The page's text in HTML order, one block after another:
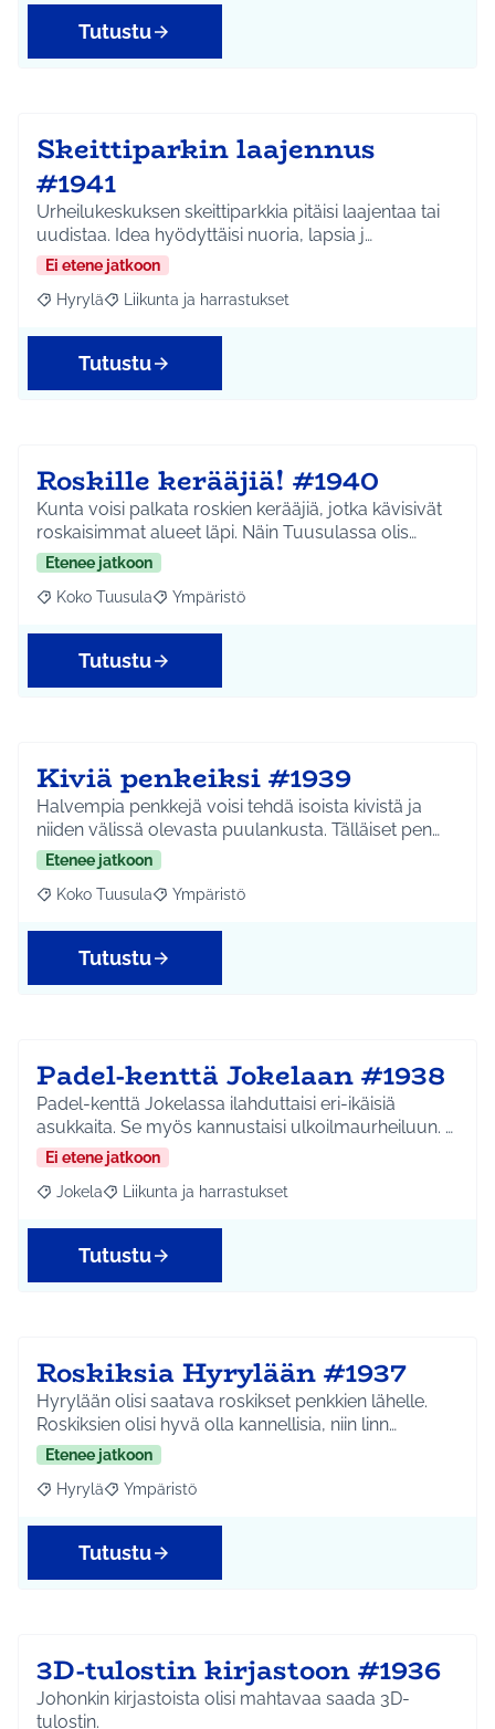
Tutustu
Skeittiparkin laajennus
#1941
Urheilukeskuksen skeittiparkkia pitäisi laajentaa tai
uudistaa. Idea hyödyttäisi nuoria, lapsia j…
Ei etene jatkoon
Rajaa tulokset aihepiirin mukaan: Hyrylä
Hyrylä Rajaa tulokset teeman mukaan: Liikunta ja
Liikunta ja harrastukset
Tutustu
Roskille kerääjiä! #1940
Kunta voisi palkata roskien kerääjiä, jotka kävisivät
roskaisimmat alueet läpi. Näin Tuusulassa olis…
Etenee jatkoon
Rajaa tulokset aihepiirin mukaan: Koko Tuusula
Koko Tuusula Rajaa tulokset teeman mukaan: Ympäristö
Ympäristö
Tutustu
Kiviä penkeiksi #1939
Halvempia penkkejä voisi tehdä isoista kivistä ja
niiden välissä olevasta puulankusta. Tälläiset pen…
Etenee jatkoon
Rajaa tulokset aihepiirin mukaan: Koko Tuusula
Koko Tuusula Rajaa tulokset teeman mukaan: Ympäristö
Ympäristö
Tutustu
Padel-kenttä Jokelaan #1938
Padel-kenttä Jokelassa ilahduttaisi eri-ikäisiä
asukkaita. Se myös kannustaisi ulkoilmaurheiluun. …
Ei etene jatkoon
Rajaa tulokset aihepiirin mukaan: Jokela
Jokela Rajaa tulokset teeman mukaan: Liikunta ja
Liikunta ja harrastukset
Tutustu
Roskiksia Hyrylään #1937
Hyrylään olisi saatava roskikset penkkien lähelle.
Roskiksien olisi hyvä olla kannellisia, niin linn…
Etenee jatkoon
Rajaa tulokset aihepiirin mukaan: Hyrylä
Hyrylä Rajaa tulokset teeman mukaan: Ympäristö
Ympäristö
Tutustu
3D-tulostin kirjastoon #1936
Johonkin kirjastoista olisi mahtavaa saada 3D-
tulostin.